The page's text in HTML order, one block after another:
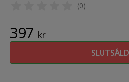
(0)
397 kr
SLUTSÅLD